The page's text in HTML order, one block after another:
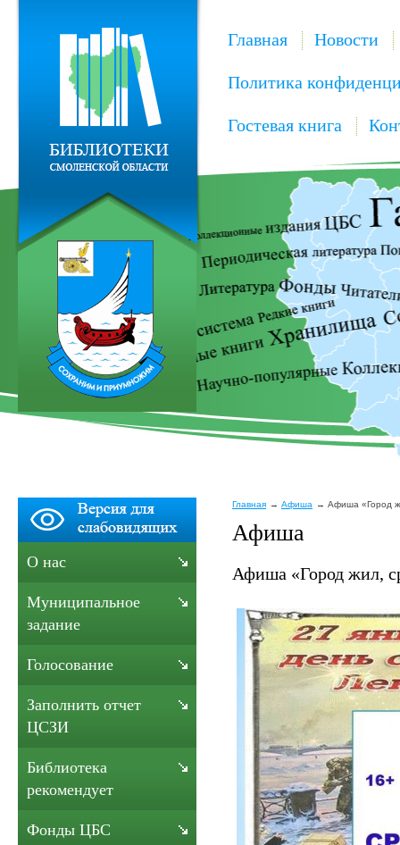
Главная Новости
Политика
Гостевая книга
Главная Афиша Афиша «Город
Афиша
Афиша «Город жил,
О нас
Муниципальное
задание
Голосование
Заполнить отчет
ЦСЗИ
Библиотека
рекомендует
Фонды ЦБС